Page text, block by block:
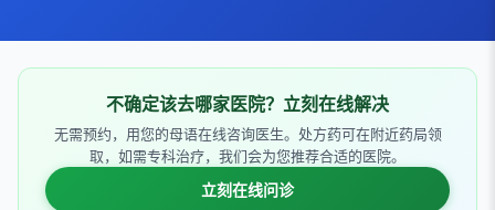
不确定该去哪家医院？立刻在线解决
无需预约，用您的母语在线咨询医生。处方药可在附近药局领
取，如需专科治疗，我们会为您推荐合适的医院。
立刻在线问诊